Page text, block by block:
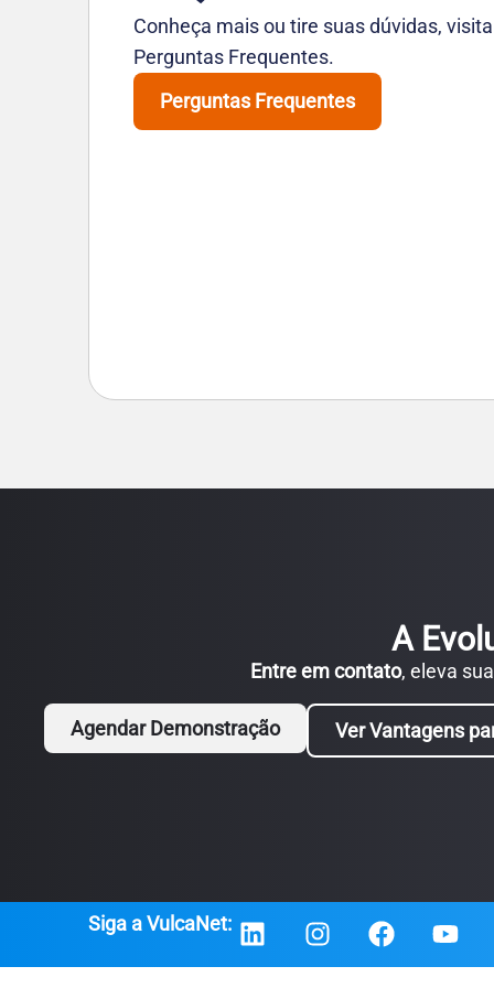
Conheça mais ou tire suas dúvidas,
Perguntas Frequentes.
Perguntas Frequentes
A
Entre em contato, eleva
Agendar Demonstração Ver Vantagens
Siga a VulcaNet: